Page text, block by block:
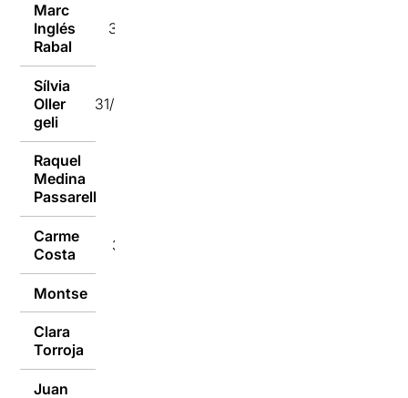
Marc
Inglés
Rabal
31/01/2018
Sílvia
Oller
geli
31/01/2018
Raquel
Medina
Passarell
Carme
Costa
31/01/2018
Montse
Clara
Torroja
Juan